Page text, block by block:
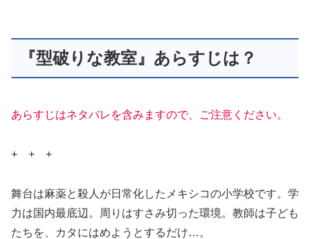
『型破りな教室』あらすじは？
あらすじはネタバレを含みますので、ご注意ください。
+ + +
舞台は麻薬と殺人が日常化したメキシコの小学校です。学
力は国内最底辺。周りはすさみ切った環境。教師は子ども
たちを、カタにはめようとするだけ…。